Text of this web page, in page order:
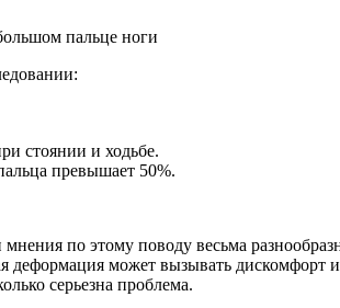
стоянии и ходьбе.
превышает 50%.
по этому поводу весьма
деформация может вызывать
серьезна проблема.